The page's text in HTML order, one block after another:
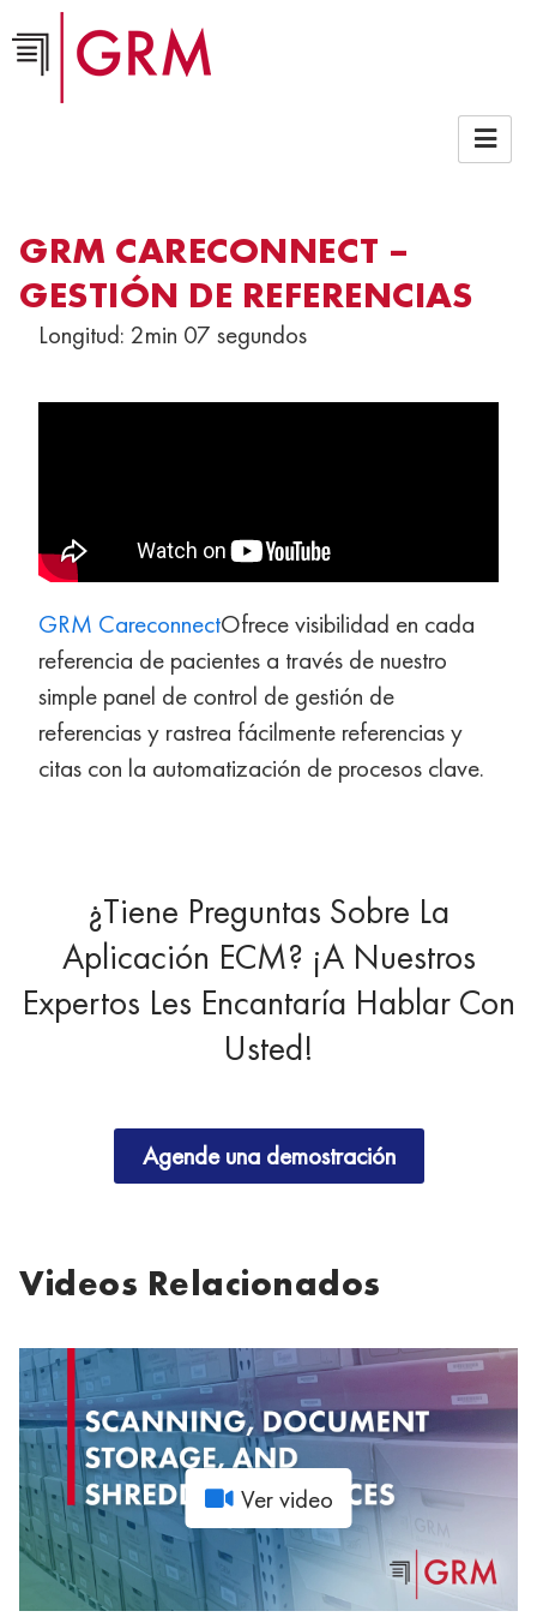
GRM CARECONNECT –
GESTIÓN DE REFERENCIAS
Longitud: 2min 07 segundos
GRM CareconnectOfrece visibilidad en cada
referencia de pacientes a través de nuestro
simple panel de control de gestión de
referencias y rastrea fácilmente referencias y
citas con la automatización de procesos clave.
¿Tiene Preguntas Sobre La
Aplicación ECM? ¡A Nuestros
Expertos Les Encantaría Hablar Con
Usted!
Agende una demostración
Videos Relacionados
Ver video